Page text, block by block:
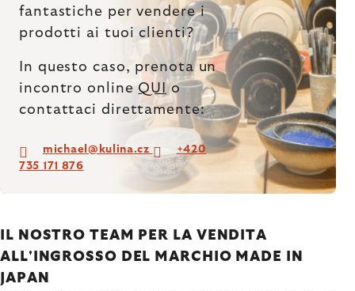
fantastiche per vendere i
prodotti ai tuoi clienti?
In questo caso, prenota un
incontro online QUI o
contattaci direttamente:
michael@kulina.cz
+420
735 171 876
IL NOSTRO TEAM PER LA VENDITA
ALL'INGROSSO DEL MARCHIO MADE IN
JAPAN